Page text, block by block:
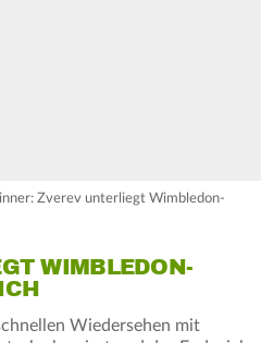
Zverev unterliegt Wimbledon-
WIMBLEDON-
Wiedersehen mit